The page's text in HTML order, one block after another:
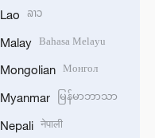
Lao ລາວ
Malay Bahasa Melayu
Mongolian Монгол
Myanmar မြန်မာဘာသာ
Nepali नेपाली